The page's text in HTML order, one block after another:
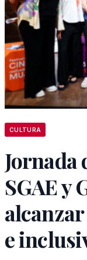
CULTURA
Jornada
SGAE y
e